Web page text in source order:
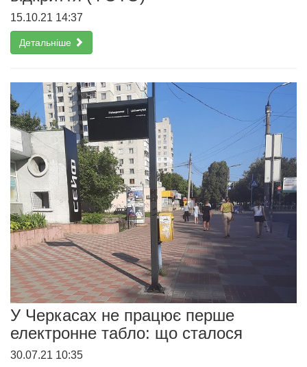
15.10.21 14:37
Детальніше
У Черкасах не працює перше
електронне табло: що сталося
30.07.21 10:35